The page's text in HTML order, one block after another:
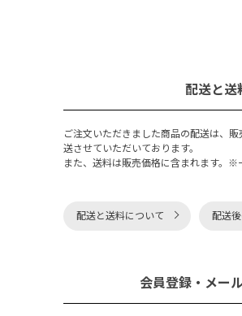
配送と送
ご注文いただきました商品の配送は、
送させていただいております。
また、送料は販売価格に含まれます。※
配送と送料について 配送
会員登録・メー